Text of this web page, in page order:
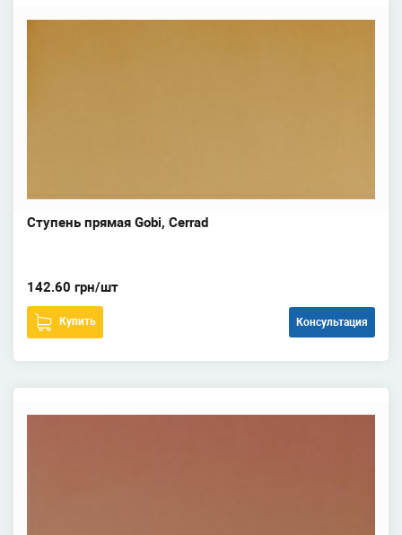
Ступень прямая Gobi, Cerrad
142.60 грн/шт
Купить Консультация